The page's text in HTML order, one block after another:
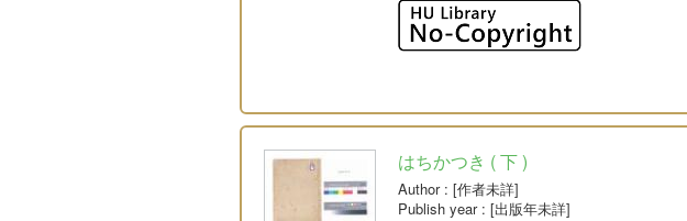
はちかつき ( 下 )
Author: [作者未詳]
Publish year: [出版年未詳]